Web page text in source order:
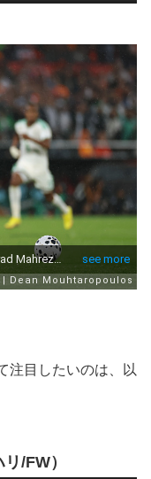
注目したいのは、以
/FW）